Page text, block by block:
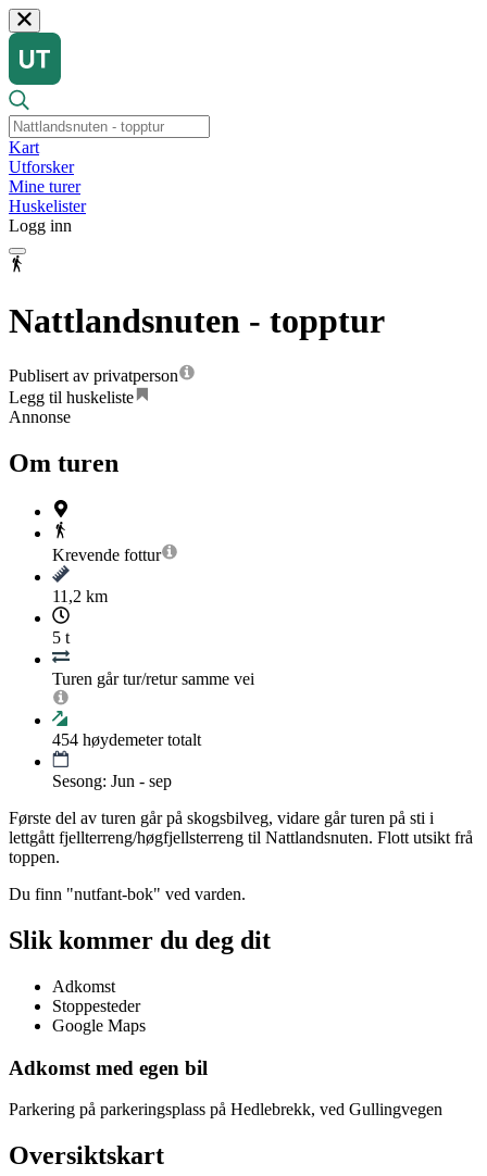
Kart
Utforsker
Mine turer
Huskelister
Logg inn
Nattlandsnuten - topptur
Publisert av privatperson
Legg til huskeliste
Annonse
Om turen
Krevende fottur
11,2 km
5 t
Turen går tur/retur samme vei
454 høydemeter totalt
Sesong: Jun - sep
Første del av turen går på skogsbilveg, vidare går turen på sti i
lettgått fjellterreng/høgfjellsterreng til Nattlandsnuten. Flott utsikt frå
toppen.
Du finn "nutfant-bok" ved varden.
Slik kommer du deg dit
Adkomst
Stoppesteder
Google Maps
Adkomst med egen bil
Parkering på parkeringsplass på Hedlebrekk, ved Gullingvegen
Oversiktskart